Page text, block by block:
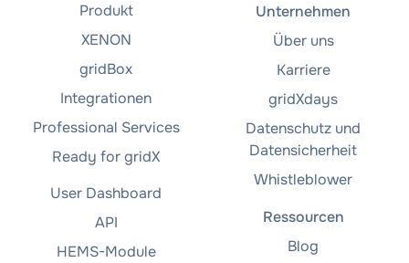
Produkt
XENON
gridBox
Integrationen
Professional Services
Ready for gridX
User Dashboard
API
HEMS-Module
Unternehmen
Über uns
Karriere
gridXdays
Datenschutz und
Datensicherheit
Whistleblower
Ressourcen
Blog